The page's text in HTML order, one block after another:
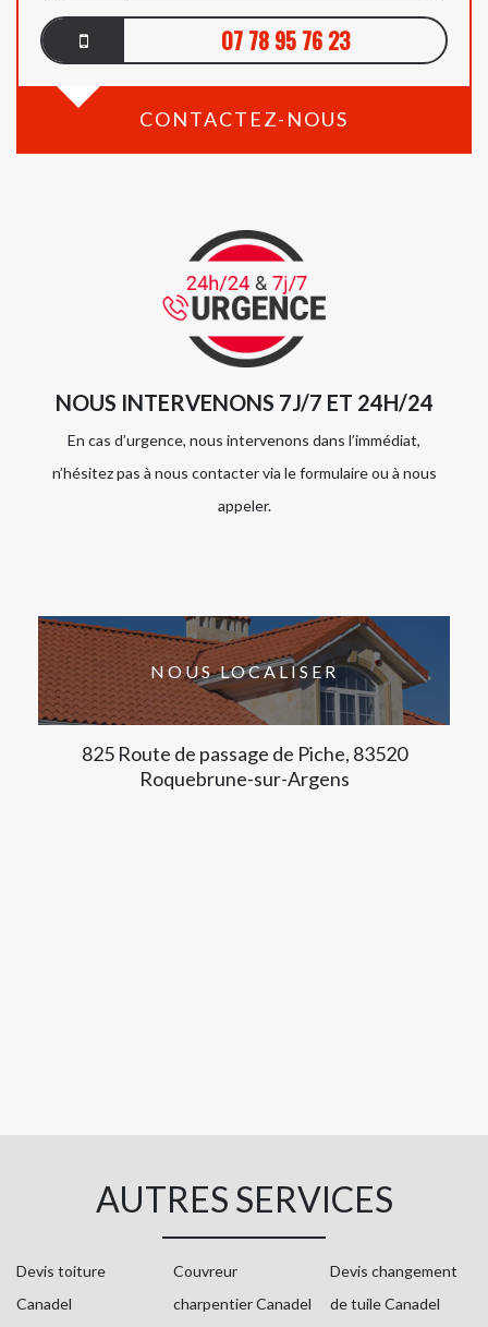
07 78 95 76 23
CONTACTEZ-NOUS
NOUS INTERVENONS 7J/7 ET 24H/24
En cas d’urgence, nous intervenons dans l’immédiat,
n’hésitez pas à nous contacter via le formulaire ou à nous
appeler.
NOUS LOCALISER
825 Route de passage de Piche, 83520
Roquebrune-sur-Argens
AUTRES SERVICES
Devis toiture
Canadel
Couvreur
charpentier Canadel
Devis changement
de tuile Canadel